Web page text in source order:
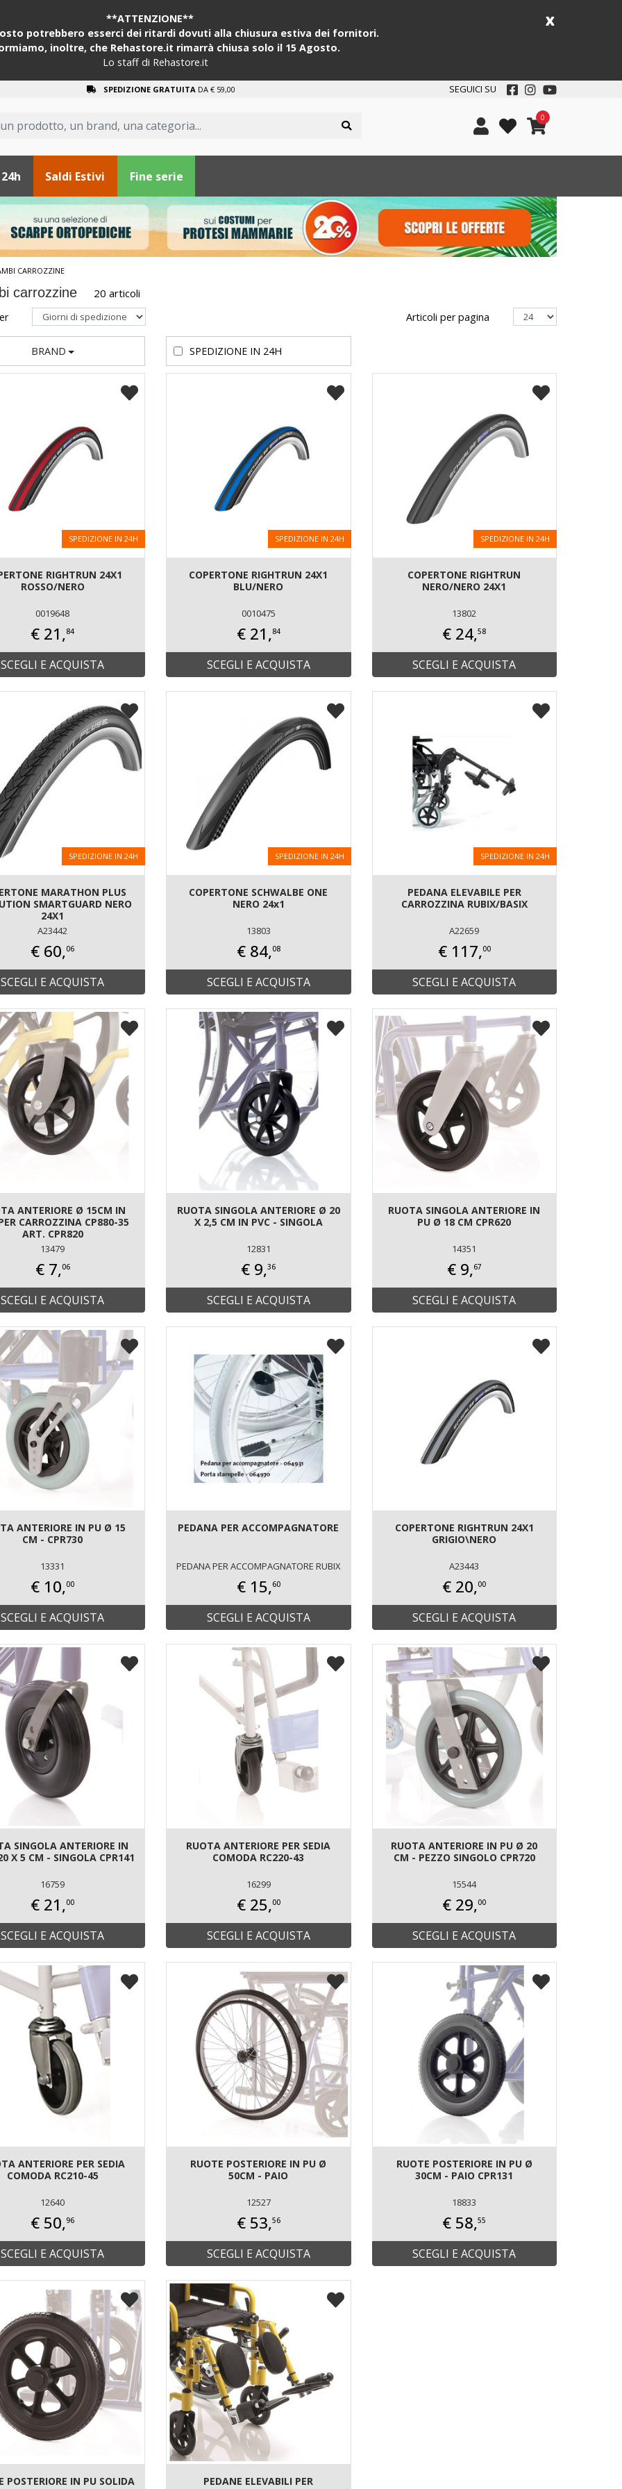
x
**ATTENZIONE**
potrebbero esserci dei ritardi dovuti alla chiusura estiva dei fornitori.
inoltre, che Rehastore.it rimarrà chiusa solo il 15 Agosto.
Lo staff di Rehastore.it
SPEDIZIONE GRATUITA DA € 59,00 SEGUICI SU
0
Saldi Estivi Fine serie
CARROZZINE
carrozzine 20 articoli
Articoli per pagina
BRAND SPEDIZIONE IN 24H
SPEDIZIONE IN 24H
RIGHTRUN 24X1
ROSSO/NERO
0019648
€ 21,84
SCEGLI E ACQUISTA
SPEDIZIONE IN 24H
COPERTONE RIGHTRUN 24X1
BLU/NERO
0010475
€ 21,84
SCEGLI E ACQUISTA
SPEDIZIONE IN 24H
COPERTONE RIGHTRUN
NERO/NERO 24X1
13802
€ 24,58
SCEGLI E ACQUISTA
SPEDIZIONE IN 24H
MARATHON PLUS
SMARTGUARD NERO
24X1
A23442
€ 60,06
SCEGLI E ACQUISTA
SPEDIZIONE IN 24H
COPERTONE SCHWALBE ONE
NERO 24x1
13803
€ 84,08
SCEGLI E ACQUISTA
SPEDIZIONE IN 24H
PEDANA ELEVABILE PER
CARROZZINA RUBIX/BASIX
A22659
€ 117,00
SCEGLI E ACQUISTA
ANTERIORE Ø 15CM IN
CARROZZINA CP880-35
ART. CPR820
13479
€ 7,06
SCEGLI E ACQUISTA
RUOTA SINGOLA ANTERIORE Ø 20
X 2,5 CM IN PVC - SINGOLA
12831
€ 9,36
SCEGLI E ACQUISTA
RUOTA SINGOLA ANTERIORE IN
PU Ø 18 CM CPR620
14351
€ 9,67
SCEGLI E ACQUISTA
ANTERIORE IN PU Ø 15
CM - CPR730
13331
€ 10,00
SCEGLI E ACQUISTA
PEDANA PER ACCOMPAGNATORE
PEDANA PER ACCOMPAGNATORE RUBIX
€ 15,60
SCEGLI E ACQUISTA
COPERTONE RIGHTRUN 24X1
GRIGIO\NERO
A23443
€ 20,00
SCEGLI E ACQUISTA
SINGOLA ANTERIORE IN
X 5 CM - SINGOLA CPR141
16759
€ 21,00
SCEGLI E ACQUISTA
RUOTA ANTERIORE PER SEDIA
COMODA RC220-43
16299
€ 25,00
SCEGLI E ACQUISTA
RUOTA ANTERIORE IN PU Ø 20
CM - PEZZO SINGOLO CPR720
15544
€ 29,00
SCEGLI E ACQUISTA
ANTERIORE PER SEDIA
COMODA RC210-45
12640
€ 50,96
SCEGLI E ACQUISTA
RUOTE POSTERIORE IN PU Ø
50CM - PAIO
12527
€ 53,56
SCEGLI E ACQUISTA
RUOTE POSTERIORE IN PU Ø
30CM - PAIO CPR131
18833
€ 58,55
SCEGLI E ACQUISTA
POSTERIORE IN PU SOLIDA
PEDANE ELEVABILI PER